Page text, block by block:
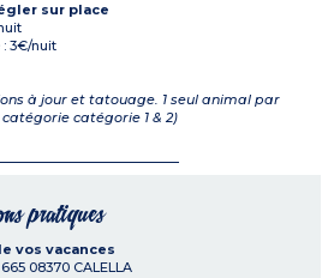
sur place
3€/nuit
à jour et tatouage. 1 seul animal par
catégorie 1 & 2)
pratiques
vos vacances
08370 CALELLA